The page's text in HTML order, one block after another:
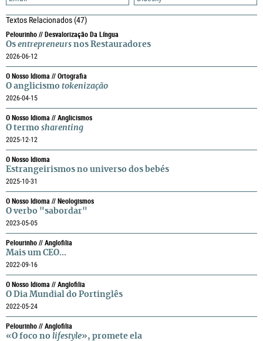
Textos Relacionados(47)
Pelourinho // Desvalorização Da Língua
Os entrepreneurs nos Restauradores
2026-06-12
O Nosso Idioma // Ortografia
O anglicismo tokenização
2026-04-15
O Nosso Idioma // Anglicismos
O termo sharenting
2025-12-12
O Nosso Idioma
Estrangeirismos no universo dos bebés
2025-10-31
O Nosso Idioma // Neologismos
O verbo "sabordar"
2023-05-05
Pelourinho // Anglofilia
Mais um CEO...
2022-09-16
O Nosso Idioma // Anglofilia
O Dia Mundial do Portinglês
2022-05-24
Pelourinho // Anglofilia
«O foco no lifestyle», promete ela